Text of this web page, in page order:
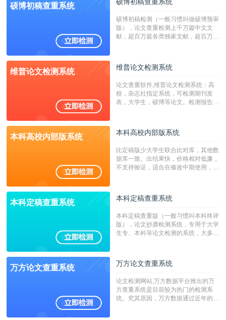
硕博初稿查重系统 硕博初稿查重系统
硕博初稿检测（一般习惯叫做硕博预审
版），论文查重检测上千万篇中文文
献，超百万篇各类独家文献，超百万港
校用来检测硕博论文的系统，检测范围
广，数据来源真实，检测算法合理!本
字符数30万）
维普论文检测系统 维普论文检测系统
论文查重软件,维普论文检测系统：高
校，杂志社指定系统，可检测期刊发
表，大学生，硕博等论文。检测报告支
本科高校内部版系统 本科高校内部版系统
比定稿版少大学生联合比对库，其他数
据库一致。出结果快，价格相对低廉，
不支持验证，适合在修改中期使用，定
本科定稿查重系统 本科定稿查重系统
本科定稿查重版（一般习惯叫本科终评
版），论文抄袭检测系统，专用于大学
生专、本科等论文检测的系统，大多数
万方论文查重系统 万方论文查重系统
论文检测网站,万方数据平台推出的万
方查重系统是目前较为热门的检测系
统。究其原因，万方数据通过近年的发